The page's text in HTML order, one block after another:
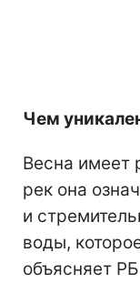
Чем
Весна имеет
рек она
и
воды,
объясняет